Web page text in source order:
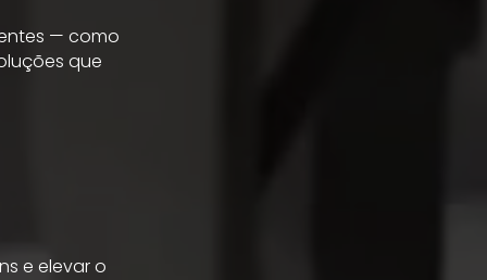
— como
que
e elevar o